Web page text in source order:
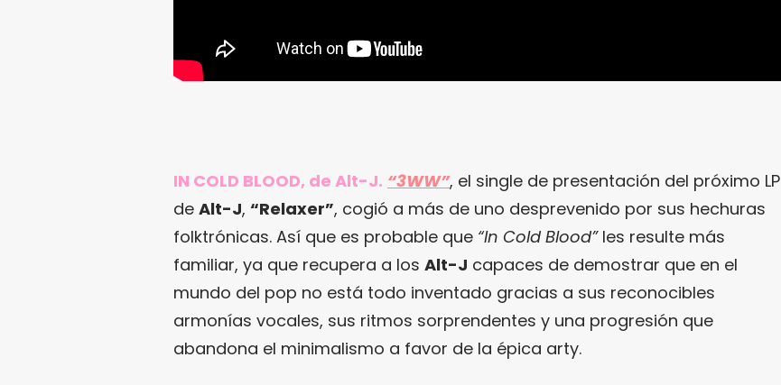
IN COLD BLOOD, de Alt-J. “3WW”, el single de presentación del próximo LP
de Alt-J, “Relaxer”, cogió a más de uno desprevenido por sus hechuras
folktrónicas. Así que es probable que “In Cold Blood”les resulte más
familiar, ya que recupera a los Alt-J capaces de demostrar que en el
mundo del pop no está todo inventado gracias a sus reconocibles
armonías vocales, sus ritmos sorprendentes y una progresión que
abandona el minimalismo a favor de la épica arty.